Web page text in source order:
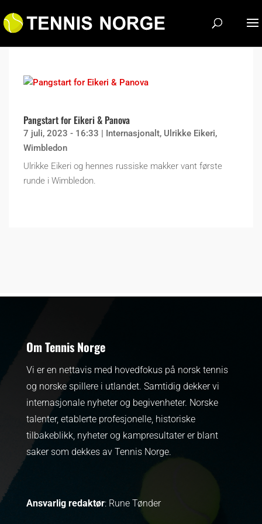
Pangstart for Eikeri & Panova
7 juli, 2023 - 16:33 | Internasjonalt, Ulrikke Eikeri,
Wimbledon
Ulrikke Eikeri og hennes russiske makker vant første
runde i Wimbledon.
Om Tennis Norge
Vi er en nettavis med hovedfokus på norsk tennis
og norske spillere i utlandet. Samtidig dekker vi
internasjonale nyheter og begivenheter. Norske
talenter, etablerte profesjonelle, historiske
tilbakeblikk, nyheter og kampresultater er blant
saker som dekkes av Tennis Norge.
Ansvarlig redaktør: Rune Tønder